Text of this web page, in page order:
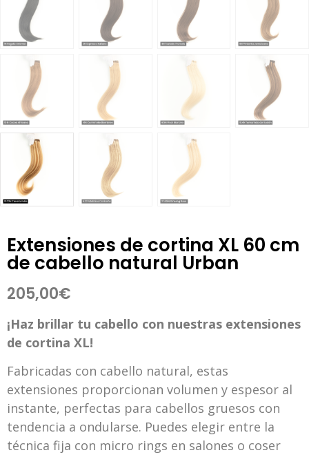
Extensiones de cortina XL 60 cm
de cabello natural Urban
205,00€
¡Haz brillar tu cabello con nuestras extensiones
de cortina XL!
Fabricadas con cabello natural, estas
extensiones proporcionan volumen y espesor al
instante, perfectas para cabellos gruesos con
tendencia a ondularse. Puedes elegir entre la
técnica fija con micro rings en salones o coser